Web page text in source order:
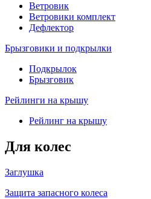
Ветровик
Ветровики комплект
Дефлектор
Брызговики и подкрылки
Подкрылок
Брызговик
Рейлинги на крышу
Рейлинг на крышу
Для колес
Заглушка
Защита запасного колеса